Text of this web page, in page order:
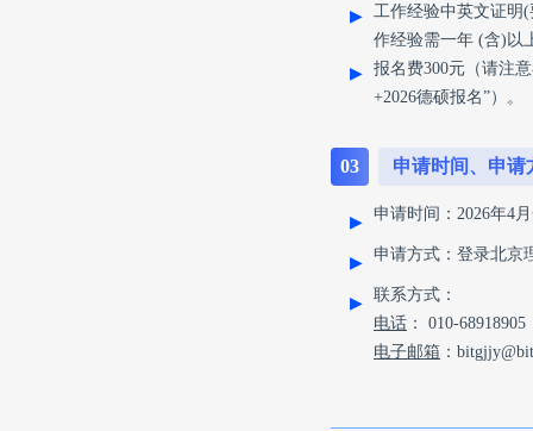
▶
工作经验中英文证明
作经验需一年 (含)以
▶ 报名费300元（请注
+2026德硕报名”）。
03 申请时间、申请
▶ 申请时间：2026年4
▶ 申请方式：登录北京
▶ 联系方式：
电话 ： 010-
电子邮箱 ：